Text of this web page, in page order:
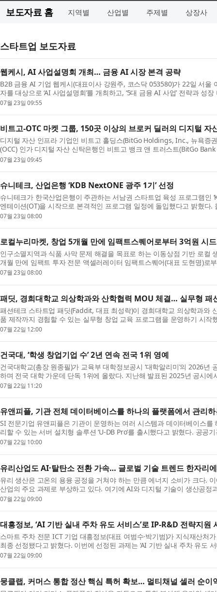
보도자료 홈 지역별 산업별 주제별 상장사
스타트업 보도자료
웹케시, AI 사업설명회 개최… 금융 AI 시장 본격 공략
B2B 금융 AI 기업 웹케시(대표이사 강원주, 코스닥 053580)가 22일 서
자를 대상으로 ‘AI 사업설명회’를 개최하고, ‘5대 금융 AI 사업’ 전략과
투...
07월 23일 09:55
비트고-OTC 마켓 그룹, 150곳 이상의 브로커 딜러의 디지털 자
디지털 자산 인프라 기업인 비트고 홀딩스(BitGo Holdings, Inc., 뉴욕증
(OCC) 인가 디지털 자산 신탁은행인 비트고 뱅크 앤 트러스트(BitGo
러스트...
07월 23일 09:45
슈니테크, 산업은행 ‘KDB NextONE 광주 1기’ 선정
슈니테크가 한국산업은행이 주관하는 서남권 스타트업 육성 프로그램인
엔테이션(OT)을 시작으로 본격적인 프로그램 일정에 돌입했다고 밝혔다.
망 스타트...
07월 23일 08:00
로컬누리마켓, 창업 5개월 만에 임팩트스퀘어로부터 3억원 시
인구소멸지역과 식품 사막 문제 해결을 목표로 하는 이동상점 기반 로컬
개월 만에 임팩트 투자 전문 액셀러레이터 임팩트스퀘어(대표 도현명)로
자...
07월 23일 08:00
패딧, 경희대학교 의상학과와 산학협력 MOU 체결… 실무형 패
패션테크 스타트업 패딧(Faddit, 대표 최성락)이 경희대학교 의상학과와
품 제작까지 경험할 수 있는 실무형 창업 교육 프로그램을 운영하기 시
화의 ...
07월 22일 12:00
건국대, ‘학생 창업기업 수’ 2년 연속 전국 1위 영예
건국대학교(총장 원종필)가 교육부 대학정보공시 ‘대학알리미’의 2026
하며 전국 대학 가운데 단독 1위에 올랐다. 지난해 발표된 2025년 공시
연...
07월 22일 11:20
유앤피플, 기관 전체 데이터베이스를 하나의 플랫폼에서 관리
SI 전문기업 유앤피플은 기관이 운영하는 여러 시스템과 데이터베이스
리할 수 있는 서버 설치형 솔루션 ‘U-DB Pro’를 출시했다고 밝혔다. 공
리...
07월 22일 10:00
유리산업도 AI·탈탄소 전환 가속… 글로벌 기술 트렌드 한자리
유리 생산은 고온의 용융 공정을 거쳐야 하는 만큼 에너지 소비가 크다.
산업의 주요 과제로 부상하고 있다. 여기에 AI와 디지털 기술이 생산공
화...
07월 22일 09:00
대흥정보, ‘AI 기반 실내 주차 유도 서비스’로 IP-R&D 전략지원
스마트 주차 전문 ICT 기업 대흥정보(대표 여범수·박기범)가 지식재산처
최종 선정됐다고 밝혔다. 이번에 선정된 과제는 ‘AI 기반 실내 주차 유도
R&...
07월 22일 09:00
뭉클랩, 커머스 통합 정산 핵심 특허 확보… 멀티채널 셀러 순이